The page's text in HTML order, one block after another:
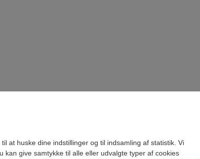
at huske dine indstillinger og til indsamling af statistik. Vi
give samtykke til alle eller udvalgte typer af cookies